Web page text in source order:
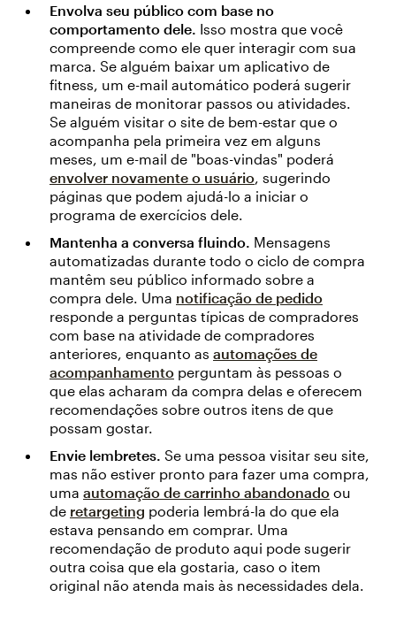
Envolva seu público com base no
comportamento dele. Isso mostra que você
compreende como ele quer interagir com sua
marca. Se alguém baixar um aplicativo de
fitness, um e-mail automático poderá sugerir
maneiras de monitorar passos ou atividades.
Se alguém visitar o site de bem-estar que o
acompanha pela primeira vez em alguns
meses, um e-mail de "boas-vindas" poderá
envolver novamente o usuário , sugerindo
páginas que podem ajudá-lo a iniciar o
programa de exercícios dele.
Mantenha a conversa fluindo. Mensagens
automatizadas durante todo o ciclo de compra
mantêm seu público informado sobre a
compra dele. Uma notificação de pedido
responde a perguntas típicas de compradores
com base na atividade de compradores
anteriores, enquanto as automações de
acompanhamento perguntam às pessoas o
que elas acharam da compra delas e oferecem
recomendações sobre outros itens de que
possam gostar.
Envie lembretes. Se uma pessoa visitar seu site,
mas não estiver pronto para fazer uma compra,
uma automação de carrinho abandonado ou
de retargeting poderia lembrá-la do que ela
estava pensando em comprar. Uma
recomendação de produto aqui pode sugerir
outra coisa que ela gostaria, caso o item
original não atenda mais às necessidades dela.